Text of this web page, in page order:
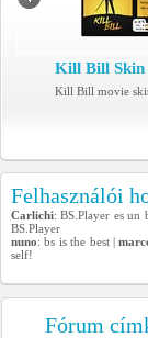
Kill Bill Skin
Kill Bill movie
Felhasználói
Carlichi: BS.Player es un
BS.Player
nuno: bs is the best |
self!
Fórum